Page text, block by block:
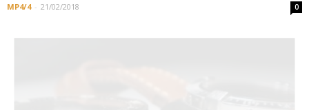
MP4/4 - 21/02/2018 0